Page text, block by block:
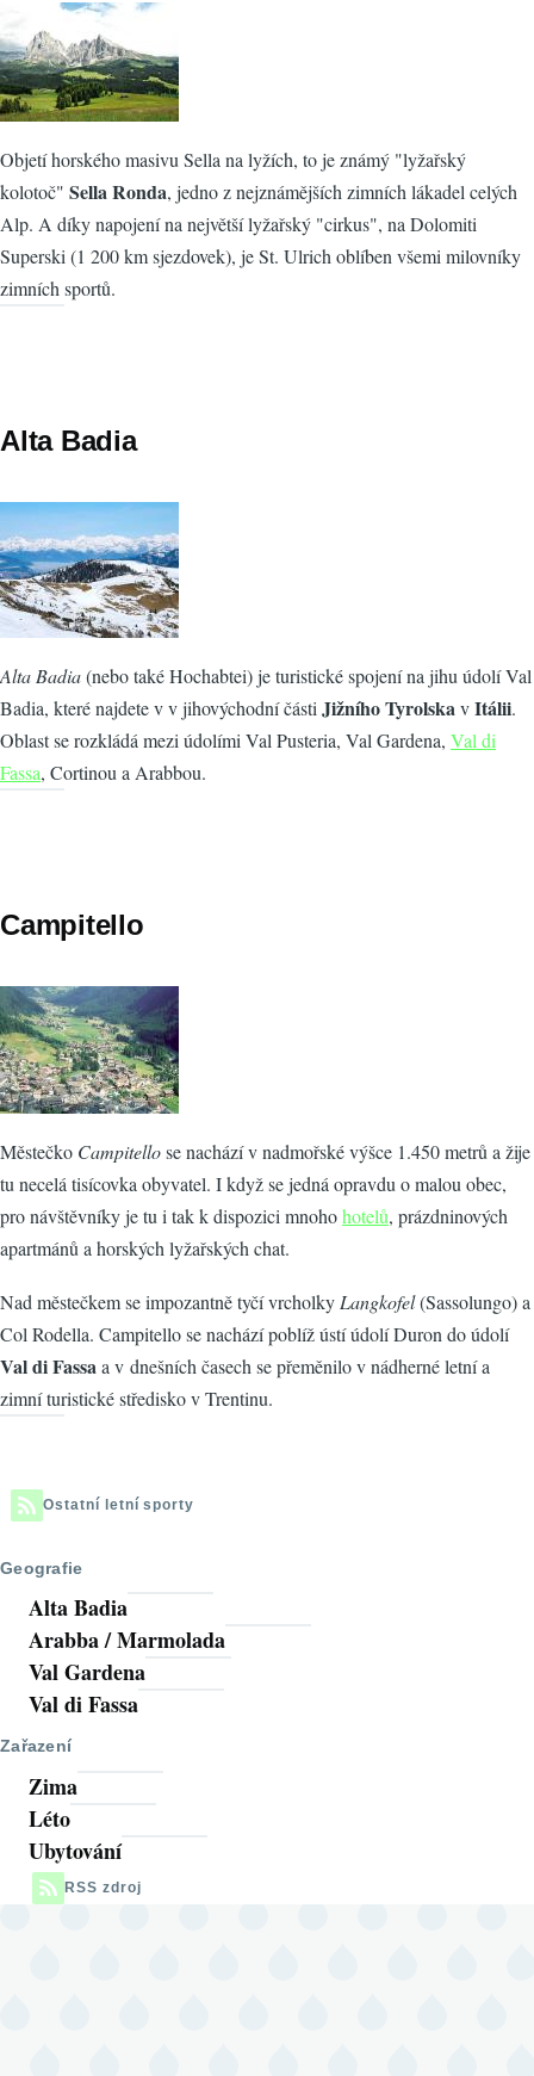
Objetí horského masivu Sella na lyžích, to je známý "lyžařský
kolotoč" Sella Ronda, jedno z nejznámějších zimních lákadel celých
Alp. A díky napojení na největší lyžařský "cirkus", na Dolomiti
Superski (1 200 km sjezdovek), je St. Ulrich oblíben všemi milovníky
zimních sportů.
Alta Badia
Alta Badia(nebo také Hochabtei) je turistické spojení na jihu údolí Val
Badia, které najdete v v jihovýchodní částiJižního TyrolskavItálii.
Oblast se rozkládá mezi údolími Val Pusteria, Val Gardena, Val di
Fassa, Cortinou a Arabbou.
Campitello
Městečko Campitellose nachází v nadmořské výšce 1.450 metrů a žije
tu necelá tisícovka obyvatel. I když se jedná opravdu o malou obec,
pro návštěvníky je tu i tak k dispozici mnohohotelů, prázdninových
apartmánů a horských lyžařských chat.
Nad městečkem se impozantně tyčí vrcholky Langkofel(Sassolungo) a
Col Rodella. Campitello se nachází poblíž ústí údolí Duron do údolí
Val di Fassaa v dnešních časech se přeměnilo v nádherné letní a
zimní turistické středisko v Trentinu.
Ostatní letní sporty
Geografie
Alta Badia
Arabba / Marmolada
Val Gardena
Val di Fassa
Zařazení
Zima
Léto
Ubytování
RSS zdroj